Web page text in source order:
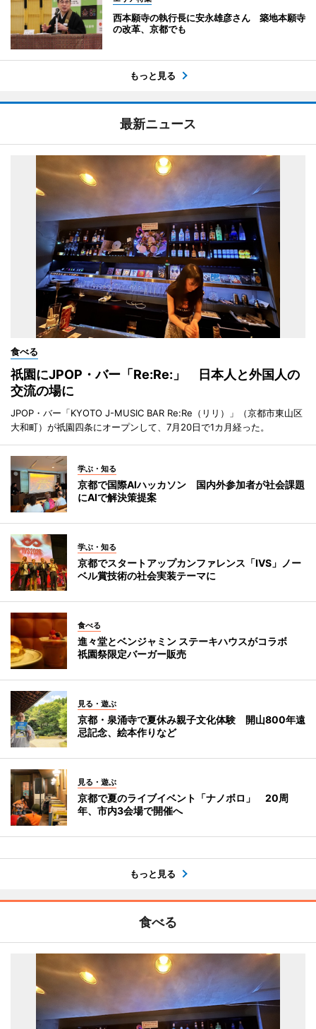
西本願寺の執行長に安永雄彦さん 築地本願寺
の改革、京都でも
もっと見る
最新ニュース
食べる
祇園にJPOP・バー「Re:Re:」 日本人と外国人の
交流の場に
JPOP・バー「KYOTO J-MUSIC BAR Re:Re（リリ）」（京都市東山区
大和町）が祇園四条にオープンして、7月20日で1カ月経った。
学ぶ・知る
京都で国際AIハッカソン 国内外参加者が社会課題
にAIで解決策提案
学ぶ・知る
京都でスタートアップカンファレンス「IVS」ノー
ベル賞技術の社会実装テーマに
食べる
進々堂とベンジャミン ステーキハウスがコラボ
祇園祭限定バーガー販売
見る・遊ぶ
京都・泉涌寺で夏休み親子文化体験 開山800年遠
忌記念、絵本作りなど
見る・遊ぶ
京都で夏のライブイベント「ナノボロ」 20周
年、市内3会場で開催へ
もっと見る
食べる